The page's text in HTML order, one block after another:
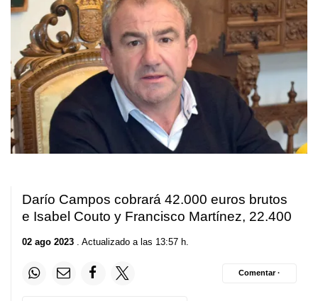
Darío Campos cobrará 42.000 euros brutos
e Isabel Couto y Francisco Martínez, 22.400
02 ago 2023 . Actualizado a las 13:57 h.
Comentar ·